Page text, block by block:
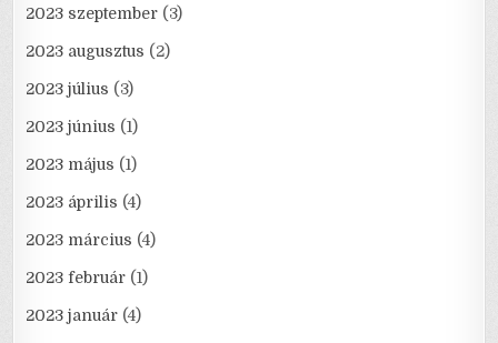
2023 szeptember (3)
2023 augusztus (2)
2023 július (3)
2023 június (1)
2023 május (1)
2023 április (4)
2023 március (4)
2023 február (1)
2023 január (4)